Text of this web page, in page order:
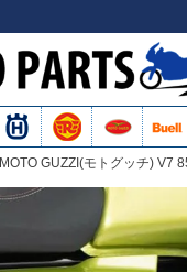
MOTO GUZZI(モトグッチ) V7